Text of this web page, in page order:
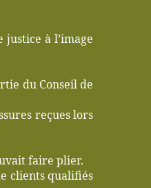
à l’image
du Conseil de
reçues lors
faire plier.
clients qualifiés